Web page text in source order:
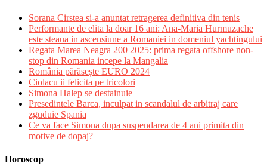
Sorana Cirstea si-a anuntat retragerea definitiva din tenis
Performante de elita la doar 16 ani: Ana-Maria Hurmuzache
este steaua in ascensiune a Romaniei in domeniul yachtingului
Regata Marea Neagra 200 2025: prima regata offshore non-
stop din Romania incepe la Mangalia
România părăsește EURO 2024
Ciolacu ii felicita pe tricolori
Simona Halep se destainuie
Presedintele Barca, inculpat in scandalul de arbitraj care
zguduie Spania
Ce va face Simona dupa suspendarea de 4 ani primita din
motive de dopaj?
Horoscop